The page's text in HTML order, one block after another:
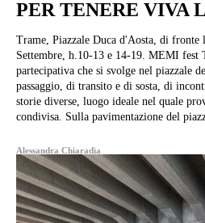
PER TENERE VIVA
Trame, Piazzale Duca d'Aosta, di fronte la
Settembre, h.10-13 e 14-19. MEMI fest Trame è una performance
partecipativa che si svolge nel piazzale
passaggio, di transito e di sosta, di
storie diverse, luogo ideale nel quale
condivisa. Sulla pavimentazione del
Alessandra Chiaradia